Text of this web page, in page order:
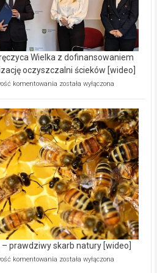
Wielka z dofinansowaniem
oczyszczalni ścieków [wideo]
komentowania Ekologiczne
Wręczyca
Wielka
z
dofinansowaniem
ponad
15,6
mln
na
modernizację
oczyszczalni
ścieków
[wideo]
została wyłączona
– prawdziwy skarb natury [wideo]
komentowania Ekologiczne
została wyłączona